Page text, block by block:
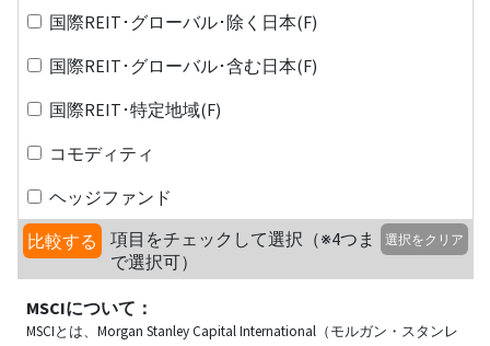
国際REIT･グローバル･除く日本(F)
国際REIT･グローバル･含む日本(F)
国際REIT･特定地域(F)
コモディティ
ヘッジファンド
比較する
項目をチェックして選択（※4つま
で選択可）
選択をクリア
MSCIについて：
MSCIとは、Morgan Stanley Capital International（モルガン・スタンレ